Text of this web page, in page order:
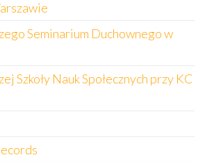
Seminarium Duchownego w
Szkoły Nauk Społecznych przy KC